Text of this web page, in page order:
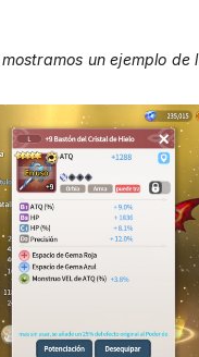
un ejemplo de